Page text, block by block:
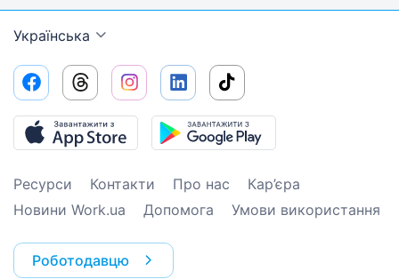
Українська
Ресурси Контакти Про нас
Кар’єра
Новини Work.ua
Допомога Умови використання
Роботодавцю